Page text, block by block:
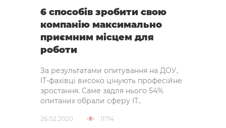
6 способів зробити свою
компанію максимально
приємним місцем для
роботи
За результатами опитування на ДОУ,
IT-фахівці високо цінують професійне
зростання. Саме задля нього 54% ​​
опитаних обрали сферу ІТ..
26.02.2020 11714